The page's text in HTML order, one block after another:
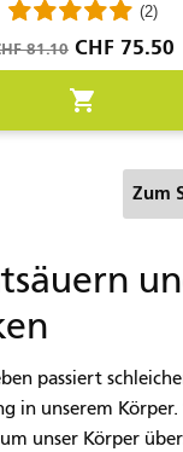
(2)
81.10 Preis
CHF 75.50
shopping_cart
Zum
passiert
in unserem Körper.
unser Körper